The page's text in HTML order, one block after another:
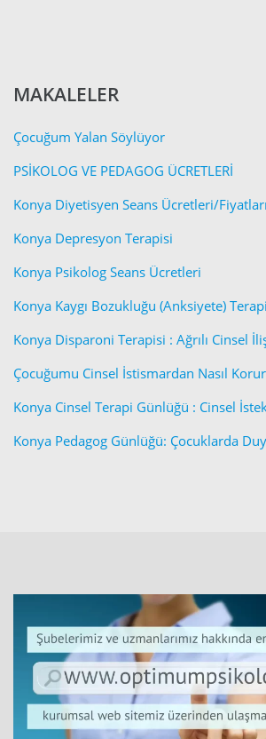
MAKALELER
Çocuğum Yalan Söylüyor
PSİKOLOG VE PEDAGOG ÜCRETLERİ
Konya Diyetisyen Seans Ücretleri/
Konya Depresyon Terapisi
Konya Psikolog Seans Ücretleri
Konya Kaygı Bozukluğu (Anksiyete)
Konya Disparoni Terapisi : Ağrılı Cinsel
Çocuğumu Cinsel İstismardan Nasıl
Konya Cinsel Terapi Günlüğü : Cinsel
Konya Pedagog Günlüğü: Çocuklarda